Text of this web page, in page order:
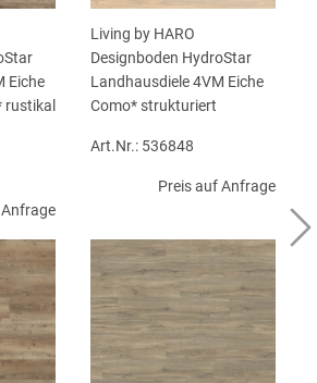
Eiche
rustikal
Living by HARO
Designboden HydroStar
Landhausdiele 4VM Eiche
Como* strukturiert
Art.Nr.: 536848
Preis auf Anfrage